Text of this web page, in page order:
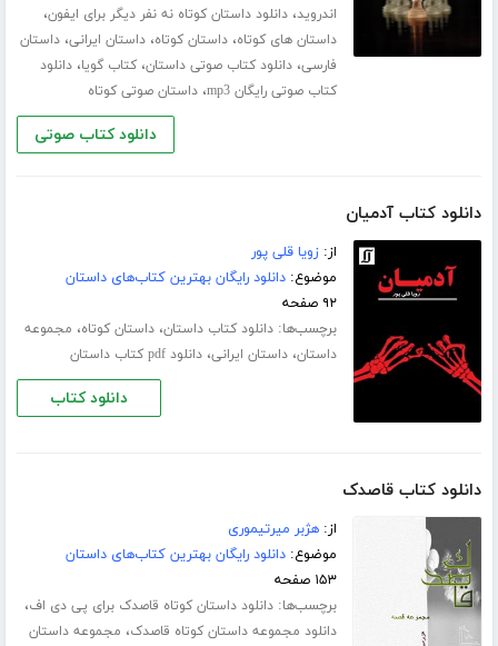
اندروید،دانلود داستان کوتاه نه نفر دیگر برای ایفون،
داستان های کوتاه،داستان کوتاه،داستان ایرانی،داستان
فارسی،دانلود کتاب صوتی داستان،کتاب گویا،دانلود
کتاب صوتی رایگان mp3
،داستان صوتی کوتاه
دانلود کتاب صوتی
دانلود کتاب آدمیان
از:زویا قلی پور
موضوع:دانلود رایگان بهترین کتاب‌های داستان
۹۲ صفحه
برچسب‌ها:دانلود کتاب داستان،داستان کوتاه، مجموعه
داستان،داستان ایرانی،دانلود pdf کتاب داستان
دانلود کتاب
دانلود کتاب قاصدک
از:هژبر میرتیموری
موضوع:دانلود رایگان بهترین کتاب‌های داستان
۱۵۳ صفحه
برچسب‌ها:دانلود داستان کوتاه قاصدک برای پی دی اف،
دانلود مجموعه داستان کوتاه قاصدک، مجموعه داستان